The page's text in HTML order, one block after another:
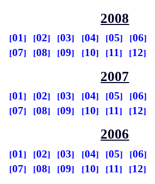
2008
01 02 03 04 05
06
07
08 09 10 11 12
2007
01 02 03 04 05
06
07
08 09 10 11 12
2006
01 02 03 04 05
06
07
08 09 10 11 12